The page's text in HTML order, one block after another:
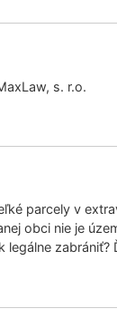
s. r.o.
parcely v
obci nie je
zabrániť?